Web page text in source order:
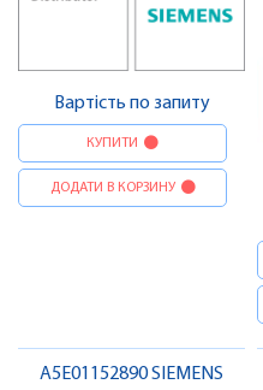
Вартість по запиту
КУПИТИ
ДОДАТИ В КОРЗИНУ
A5E01152890 SIEMENS